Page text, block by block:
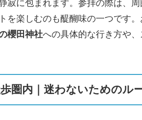
寂に包まれます。参拝の際は、
を楽しむのも醍醐味の一つです
櫻田神社への具体的な行き方や
圏内｜迷わないためのル